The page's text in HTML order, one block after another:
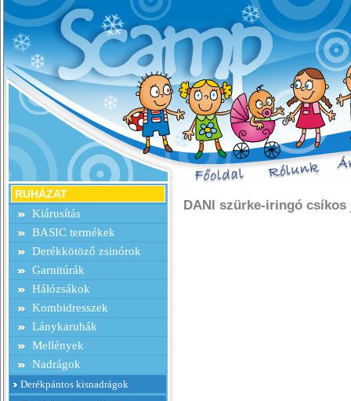
RUHÁZAT
Kiárusítás
BASIC termékek
Derékkötöző zsinórok
Garnitúrák
Hálózsákok
Kombidresszek
Lánykaruhák
Mellények
Nadrágok
Derékpántos kisnadrágok
DANI szürke-iringó csíkos